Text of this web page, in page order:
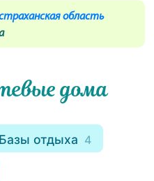
область
дома
Базы отдыха 4